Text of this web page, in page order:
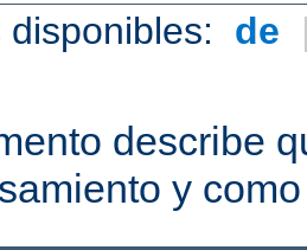
disponibles: de
describe
y